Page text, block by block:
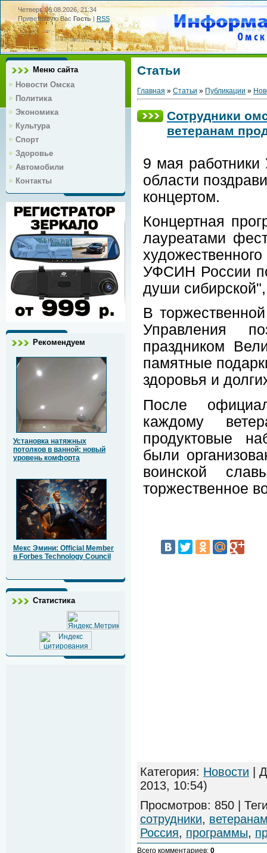
Четверг, 06.08.2026, 21:34
Приветствую Вас Гость|RSS
Меню сайта
Новости Омска
Политика
Экономика
Культура
Спорт
Здоровье
Автомобили
Контакты
Рекомендуем
Установка натяжных
потолков в ванной: новый
уровень комфорта
Мекс Эмини: Official Member
в Forbes Technology Council
Статистика
Статьи
Главная » Статьи » Публикации »
Сотрудники
ветеранам
9 мая
области
концертом.
Концертная
лауреатами
УФСИН России
души
В
Управления
праздником
памятные
здоровья и
После
каждому
продуктовые
были
воинской
торжественное
Категория: Новости |
2013, 10:54)
Просмотров: 850 |
сотрудники,
Россия, программы,
Всего комментариев: 0